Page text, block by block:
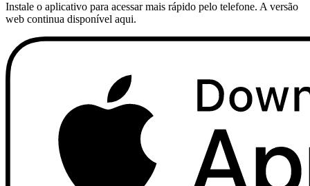
Instale o aplicativo para acessar mais rápido pelo telefone. A versão
web continua disponível aqui.